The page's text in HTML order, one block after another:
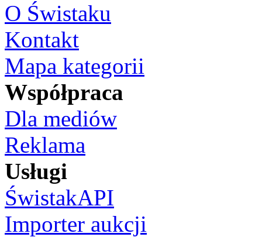
O Świstaku
Kontakt
Mapa kategorii
Współpraca
Dla mediów
Reklama
Usługi
ŚwistakAPI
Importer aukcji